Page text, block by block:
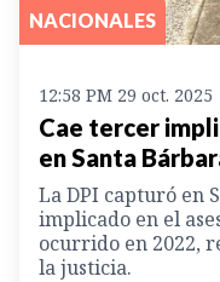
NACIONALES
12:58 PM 29 oct. 2025
Cae tercer
en Santa
La DPI capturó en
implicado en el
ocurrido en 2022,
la justicia.